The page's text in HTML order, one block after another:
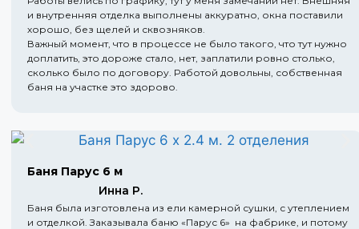
и внутренняя отделка выполнены аккуратно, окна поставили
хорошо, без щелей и сквозняков.
Важный момент, что в процессе не было такого, что тут нужно
доплатить, это дороже стало, нет, заплатили ровно столько,
сколько было по договору. Работой довольны, собственная
баня на участке это здорово.
Баня Парус 6 м
Инна Р.
Баня была изготовлена из ели камерной сушки, с утеплением
и отделкой. Заказывала баню «Парус 6» на фабрике, и потому